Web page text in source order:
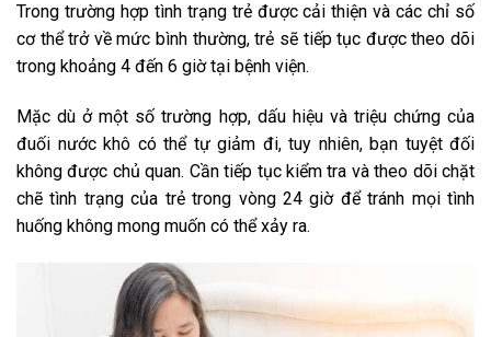
Trong trường hợp tình trạng trẻ được cải thiện và các chỉ số
cơ thể trở về mức bình thường, trẻ sẽ tiếp tục được theo dõi
trong khoảng 4 đến 6 giờ tại bệnh viện.
Mặc dù ở một số trường hợp, dấu hiệu và triệu chứng của
đuối nước khô có thể tự giảm đi, tuy nhiên, bạn tuyệt đối
không được chủ quan. Cần tiếp tục kiểm tra và theo dõi chặt
chẽ tình trạng của trẻ trong vòng 24 giờ để tránh mọi tình
huống không mong muốn có thể xảy ra.